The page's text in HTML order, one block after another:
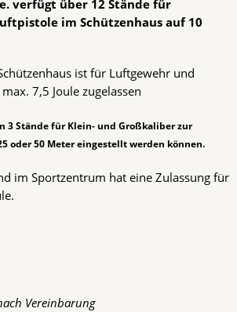
verfügt über 12 Stände für
im Schützenhaus auf 10
ist für Luftgewehr und
7,5 Joule zugelassen
3 Stände für Klein- und Großkaliber zur
oder 50 Meter eingestellt werden können.
im Sportzentrum hat eine Zulassung für
Vereinbarung